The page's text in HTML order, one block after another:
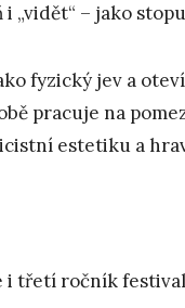
„vidět“ – jako
fyzický jev a
pracuje na
estetiku a
i třetí ročník